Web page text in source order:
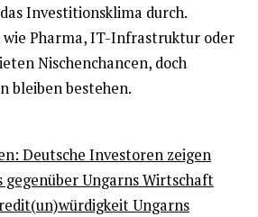
Investitionsklima durch.
wie Pharma, IT-Infrastruktur oder
Nischenchancen, doch
bleiben bestehen.
Deutsche Investoren zeigen
gegenüber Ungarns Wirtschaft
Ungarns